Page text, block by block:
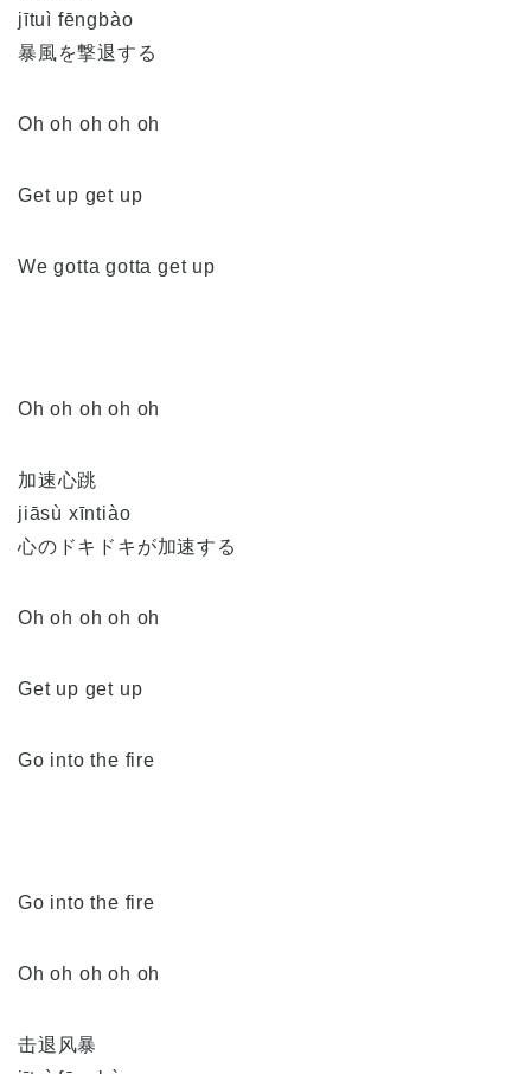
jītuì fēngbào
暴風を撃退する
Oh oh oh oh oh
Get up get up
We gotta gotta get up
Oh oh oh oh oh
加速心跳
jiāsù xīntiào
心のドキドキが加速する
Oh oh oh oh oh
Get up get up
Go into the fire
Go into the fire
Oh oh oh oh oh
击退风暴